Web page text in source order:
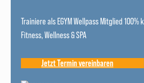
Trainiere als EGYM Wellpass Mitglied 100%
Fitness, Wellness & SPA
Jetzt Termin vereinbaren